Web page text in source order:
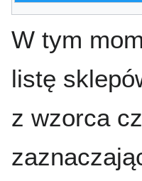
W tym
listę
z wzorca